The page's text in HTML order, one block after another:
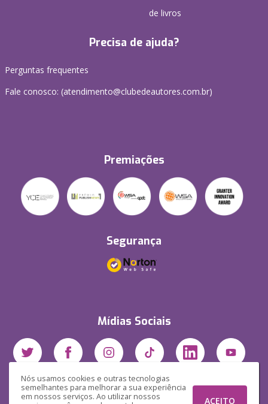
Nós usamos cookies e outras tecnologias
semelhantes para melhorar a sua experiência
em nossos serviços. Ao utilizar nossos
ACEITO
de livros
Precisa de ajuda?
Perguntas frequentes
Fale conosco: (atendimento@clubedeautores.com.br)
Premiações
Segurança
Mídias Sociais